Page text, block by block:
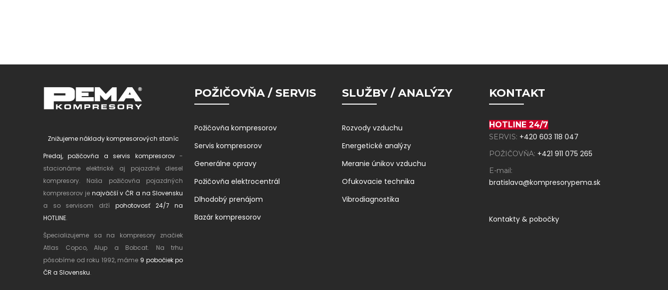
Znižujeme náklady kompresorových staníc
Predaj, požičovňa a servis kompresorov-
stacionárne elektrické aj pojazdné diesel
kompresory. Naša požičovňa pojazdných
kompresorov je najväčší v ČR a na Slovensku
a so servisom drží pohotovosť 24/7 na
HOTLINE.
Špecializujeme sa na kompresory značiek
Atlas Copco, Alup a Bobcat. Na trhu
pôsobíme od roku 1992, máme 9 pobočiek po
ČR a Slovensku.
POŽIČOVŇA / SERVIS
Požičovňa kompresorov
Servis kompresorov
Generálne opravy
Požičovňa elektrocentrál
Dlhodobý prenájom
Bazár kompresorov
SLUŽBY / ANALÝZY
Rozvody vzduchu
Energetické analýzy
Meranie únikov vzduchu
Ofukovacie technika
Vibrodiagnostika
KONTAKT
HOTLINE 24/7
SERVIS: +420 603 118 047
POŽIČOVŇA: +421 911 075 265
E-mail:
bratislava@kompresorypema.sk
Kontakty & pobočky